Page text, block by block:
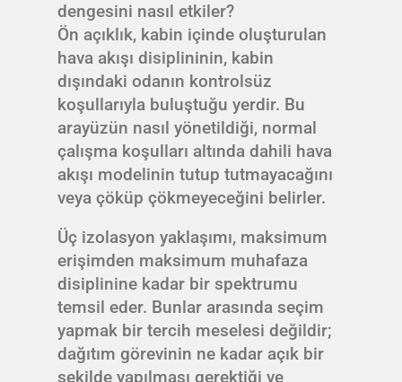
dengesini nasıl etkiler?
Ön açıklık, kabin içinde oluşturulan
hava akışı disiplininin, kabin
dışındaki odanın kontrolsüz
koşullarıyla buluştuğu yerdir. Bu
arayüzün nasıl yönetildiği, normal
çalışma koşulları altında dahili hava
akışı modelinin tutup tutmayacağını
veya çöküp çökmeyeceğini belirler.
Üç izolasyon yaklaşımı, maksimum
erişimden maksimum muhafaza
disiplinine kadar bir spektrumu
temsil eder. Bunlar arasında seçim
yapmak bir tercih meselesi değildir;
dağıtım görevinin ne kadar açık bir
şekilde yapılması gerektiği ve